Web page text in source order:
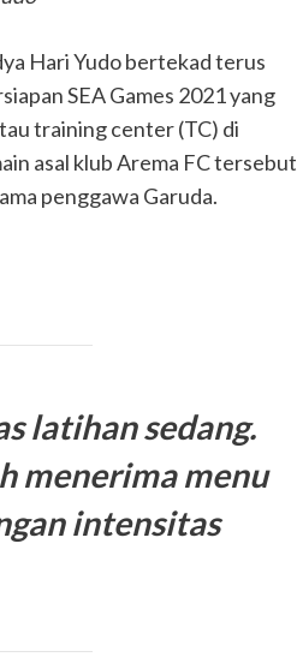
Hari Yudo bertekad terus
SEA Games 2021 yang
training center (TC) di
asal klub Arema FC tersebut
penggawa Garuda.
latihan sedang.
menerima menu
intensitas